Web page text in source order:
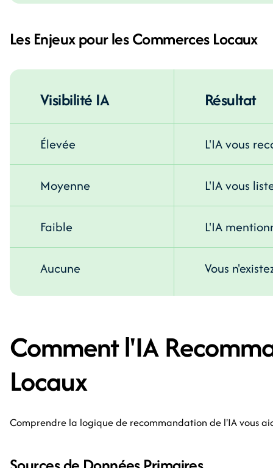
Les Enjeux pour les Commerces Locaux
Visibilité IA Résultat
Élevée L'IA vous
Moyenne L'IA vous
Faible L'IA
Aucune Vous
Comment l'IA
Locaux
Comprendre la logique de recommandation de l'IA vous